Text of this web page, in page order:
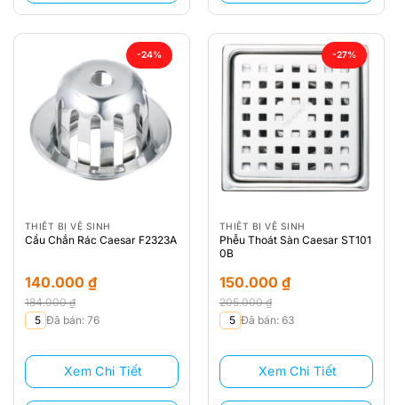
-24%
THIẾT BỊ VỆ SINH
Cầu Chắn Rác Caesar F2323A
184.000₫
Giá
là:
184.000 ₫.
140.000 ₫
Giá
tại
140.000 ₫.
5 Đã bán: 76
Xem Chi Tiết
-27%
THIẾT BỊ VỆ SINH
Phễu Thoát Sàn Caesar ST101
0B
205.000₫
Giá
là:
205.000 ₫.
150.000 ₫
Giá
tại
150.000 ₫.
5 Đã bán: 63
Xem Chi Tiết